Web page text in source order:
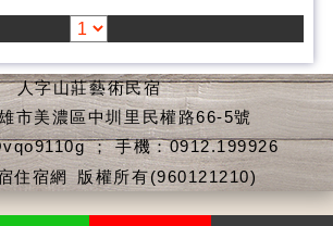
人字山莊藝術民宿
市美濃區中圳里民權路66-5號
； 手機：0912.199926
住宿網 版權所有(960121210)